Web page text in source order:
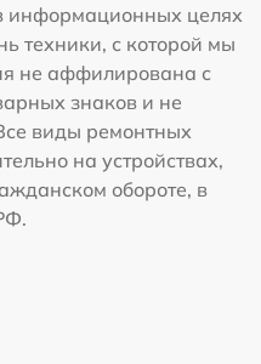
информационных целях
техники, с которой мы
не аффилирована с
знаков и не
виды ремонтных
на устройствах,
обороте, в